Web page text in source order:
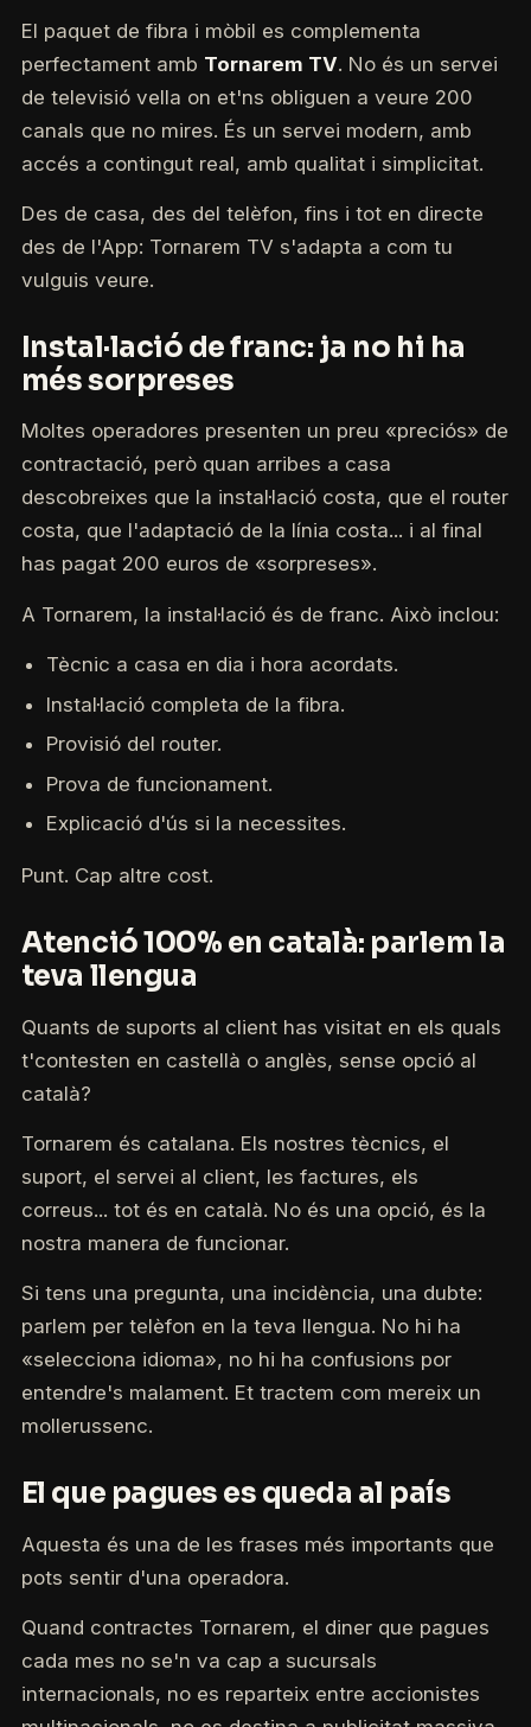
El paquet de fibra i mòbil es complementa
perfectament amb Tornarem TV. No és un servei
de televisió vella on et'ns obliguen a veure 200
canals que no mires. És un servei modern, amb
accés a contingut real, amb qualitat i simplicitat.
Des de casa, des del telèfon, fins i tot en directe
des de l'App: Tornarem TV s'adapta a com tu
vulguis veure.
Instal·lació de franc: ja no hi ha
més sorpreses
Moltes operadores presenten un preu «preciós» de
contractació, però quan arribes a casa
descobreixes que la instal·lació costa, que el router
costa, que l'adaptació de la línia costa... i al final
has pagat 200 euros de «sorpreses».
A Tornarem, la instal·lació és de franc. Això inclou:
Tècnic a casa en dia i hora acordats.
Instal·lació completa de la fibra.
Provisió del router.
Prova de funcionament.
Explicació d'ús si la necessites.
Punt. Cap altre cost.
Atenció 100% en català: parlem la
teva llengua
Quants de suports al client has visitat en els quals
t'contesten en castellà o anglès, sense opció al
català?
Tornarem és catalana. Els nostres tècnics, el
suport, el servei al client, les factures, els
correus... tot és en català. No és una opció, és la
nostra manera de funcionar.
Si tens una pregunta, una incidència, una dubte:
parlem per telèfon en la teva llengua. No hi ha
«selecciona idioma», no hi ha confusions por
entendre's malament. Et tractem com mereix un
mollerussenc.
El que pagues es queda al país
Aquesta és una de les frases més importants que
pots sentir d'una operadora.
Quand contractes Tornarem, el diner que pagues
cada mes no se'n va cap a sucursals
internacionals, no es reparteix entre accionistes